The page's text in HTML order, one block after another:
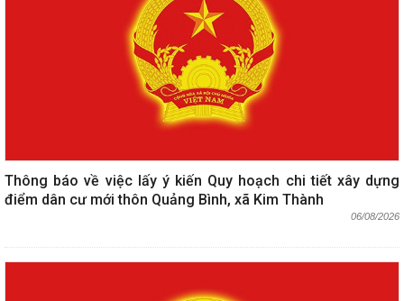
Thông báo về việc lấy ý kiến Quy hoạch chi tiết xây dựng
điểm dân cư mới thôn Quảng Bình, xã Kim Thành
06/08/2026